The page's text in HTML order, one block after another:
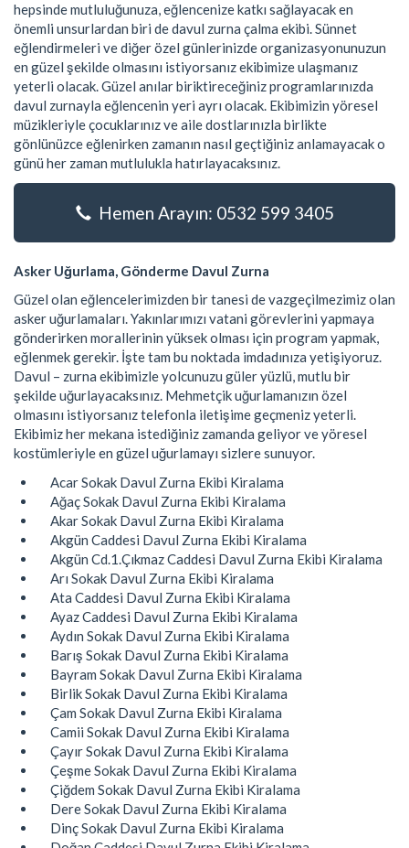
hepsinde mutluluğunuza, eğlencenize katkı sağlayacak en
önemli unsurlardan biri de davul zurna çalma ekibi. Sünnet
eğlendirmeleri ve diğer özel günlerinizde organizasyonunuzun
en güzel şekilde olmasını istiyorsanız ekibimize ulaşmanız
yeterli olacak. Güzel anılar biriktireceğiniz programlarınızda
davul zurnayla eğlencenin yeri ayrı olacak. Ekibimizin yöresel
müzikleriyle çocuklarınız ve aile dostlarınızla birlikte
gönlünüzce eğlenirken zamanın nasıl geçtiğiniz anlamayacak o
günü her zaman mutlulukla hatırlayacaksınız.
Hemen Arayın: 0532 599 3405
Asker Uğurlama, Gönderme Davul Zurna
Güzel olan eğlencelerimizden bir tanesi de vazgeçilmezimiz olan
asker uğurlamaları. Yakınlarımızı vatani görevlerini yapmaya
gönderirken morallerinin yüksek olması için program yapmak,
eğlenmek gerekir. İşte tam bu noktada imdadınıza yetişiyoruz.
Davul – zurna ekibimizle yolcunuzu güler yüzlü, mutlu bir
şekilde uğurlayacaksınız. Mehmetçik uğurlamanızın özel
olmasını istiyorsanız telefonla iletişime geçmeniz yeterli.
Ekibimiz her mekana istediğiniz zamanda geliyor ve yöresel
kostümleriyle en güzel uğurlamayı sizlere sunuyor.
Acar Sokak Davul Zurna Ekibi Kiralama
Ağaç Sokak Davul Zurna Ekibi Kiralama
Akar Sokak Davul Zurna Ekibi Kiralama
Akgün Caddesi Davul Zurna Ekibi Kiralama
Akgün Cd.1.Çıkmaz Caddesi Davul Zurna Ekibi Kiralama
Arı Sokak Davul Zurna Ekibi Kiralama
Ata Caddesi Davul Zurna Ekibi Kiralama
Ayaz Caddesi Davul Zurna Ekibi Kiralama
Aydın Sokak Davul Zurna Ekibi Kiralama
Barış Sokak Davul Zurna Ekibi Kiralama
Bayram Sokak Davul Zurna Ekibi Kiralama
Birlik Sokak Davul Zurna Ekibi Kiralama
Çam Sokak Davul Zurna Ekibi Kiralama
Camii Sokak Davul Zurna Ekibi Kiralama
Çayır Sokak Davul Zurna Ekibi Kiralama
Çeşme Sokak Davul Zurna Ekibi Kiralama
Çiğdem Sokak Davul Zurna Ekibi Kiralama
Dere Sokak Davul Zurna Ekibi Kiralama
Dinç Sokak Davul Zurna Ekibi Kiralama